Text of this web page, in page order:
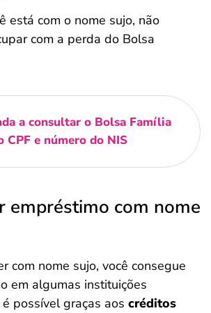
está com o nome sujo, não
com a perda do Bolsa
a consultar o Bolsa Família
CPF e número do NIS
empréstimo com nome
com nome sujo, você consegue
em algumas instituições
possível graças aos créditos